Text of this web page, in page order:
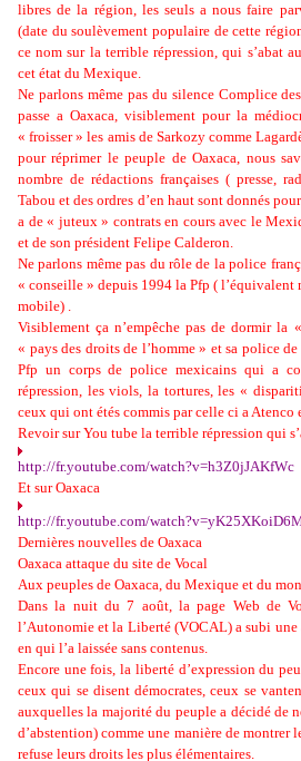
libres de la région, les seuls a nous faire
(date du soulèvement populaire de cette
ce nom sur la terrible répression, qui s’abat
cet état du Mexique.
Ne parlons même pas du silence Complice
passe a Oaxaca, visiblement pour la
« froisser » les amis de Sarkozy comme
pour réprimer le peuple de Oaxaca, nous
nombre de rédactions françaises ( presse,
Tabou et des ordres d’en haut sont donnés
a de « juteux » contrats en cours avec le
et de son président Felipe Calderon.
Ne parlons même pas du rôle de la police
« conseille » depuis 1994 la Pfp ( l’équivalent
mobile) .
Visiblement ça n’empêche pas de dormir la
« pays des droits de l’homme » et sa police
Pfp un corps de police mexicains qui a
répression, les viols, la tortures, les «
ceux qui ont étés commis par celle ci a Atenco
Revoir sur You tube la terrible répression qui
http://fr.youtube.com/watch?v=h3Z0jJAKfWc
Et sur Oaxaca
http://fr.youtube.com/
Dernières nouvelles de Oaxaca
Oaxaca attaque du site de Vocal
Aux peuples de Oaxaca, du Mexique et du
Dans la nuit du 7 août, la page Web de
l’Autonomie et la Liberté (VOCAL) a subi une
en qui l’a laissée sans contenus.
Encore une fois, la liberté d’expression du
ceux qui se disent démocrates, ceux se
auxquelles la majorité du peuple a décidé de
d’abstention) comme une manière de montrer
refuse leurs droits les plus élémentaires.